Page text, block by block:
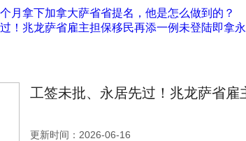
月拿下加拿大萨省省提名，他是怎么做到的？
！兆龙萨省雇主担保移民再添一例未登陆即拿永
工签未批、永居先过！兆龙萨省雇
更新时间：2026-06-16